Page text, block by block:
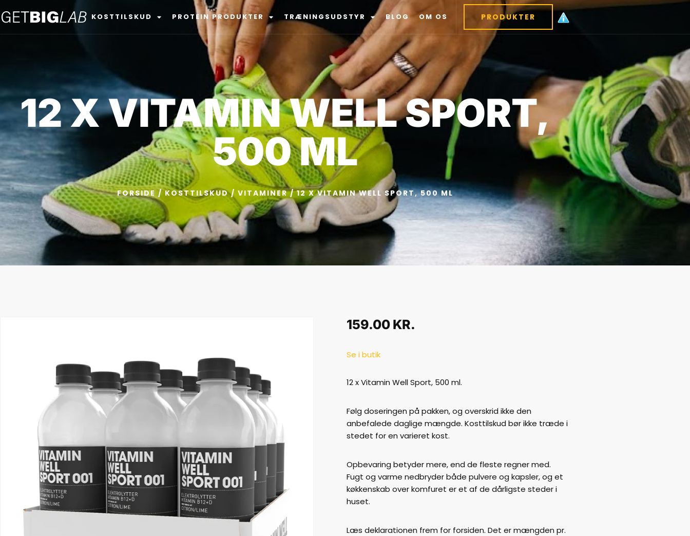
KOSTTILSKUD PROTEIN PRODUKTER TRÆNINGSUDSTYR BLOG OM OS PRODUKTER
12 X VITAMIN WELL SPORT,
500 ML
FORSIDE /KOSTTILSKUD/ VITAMINER/ 12 X VITAMIN WELL SPORT, 500 ML
159.00 KR.
Se i butik
12 x Vitamin Well Sport, 500 ml.
Følg doseringen på pakken, og overskrid ikke den
anbefalede daglige mængde. Kosttilskud bør ikke træde i
stedet for en varieret kost.
Opbevaring betyder mere, end de fleste regner med.
Fugt og varme nedbryder både pulvere og kapsler, og et
køkkenskab over komfuret er et af de dårligste steder i
huset.
Læs deklarationen frem for forsiden. Det er mængden pr.